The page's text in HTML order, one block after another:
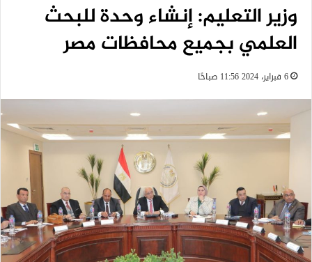
وزير التعليم: إنشاء وحدة للبحث
العلمي بجميع محافظات مصر
6 فبراير، 2024 11:56 صباحًا